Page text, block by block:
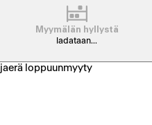
Myymälän hyllystä
ladataan...
loppuunmyyty